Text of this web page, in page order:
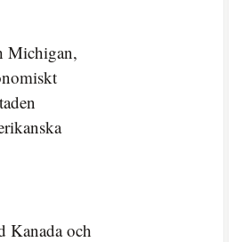
Michigan,
Kanada och